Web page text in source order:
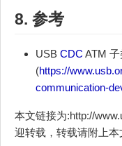
8. 参考
USB CDC ATM
(https://
communication-
本文链接为:http://
迎转载，转载请附上本